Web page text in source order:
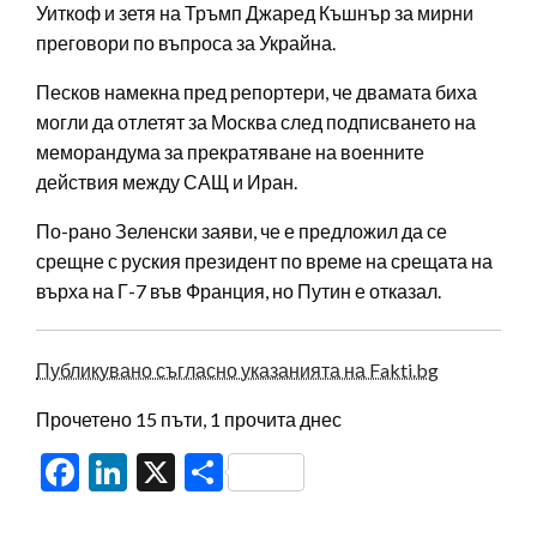
Уиткоф и зетя на Тръмп Джаред Къшнър за мирни
преговори по въпроса за Украйна.
Песков намекна пред репортери, че двамата биха
могли да отлетят за Москва след подписването на
меморандума за прекратяване на военните
действия между САЩ и Иран.
По-рано Зеленски заяви, че е предложил да се
срещне с руския президент по време на срещата на
върха на Г-7 във Франция, но Путин е отказал.
Публикувано съгласно указанията на Fakti.bg
Прочетено 15 пъти, 1 прочита днес
Facebook
LinkedIn
X Share